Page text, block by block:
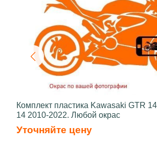
Комплект пластика Kawasaki GTR
14 2010-2022. Любой окрас
Уточняйте цену